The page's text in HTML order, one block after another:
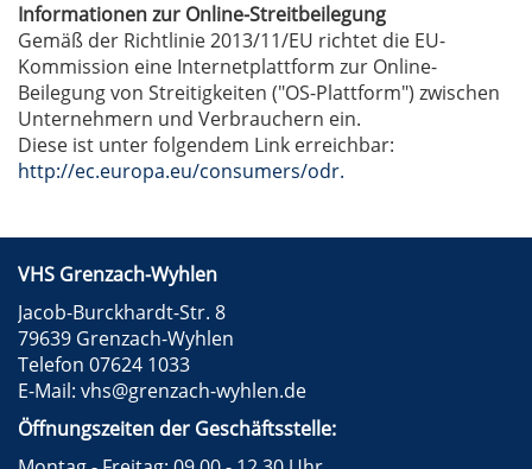
Informationen zur Online-Streitbeilegung
Gemäß der Richtlinie 2013/11/EU richtet die EU-
Kommission eine Internetplattform zur Online-
Beilegung von Streitigkeiten ("OS-Plattform") zwischen
Unternehmern und Verbrauchern ein.
Diese ist unter folgendem Link erreichbar:
http://ec.europa.eu/consumers/odr.
VHS Grenzach-Wyhlen
Jacob-Burckhardt-Str. 8
79639 Grenzach-Wyhlen
Telefon 07624 1033
E-Mail: vhs@grenzach-wyhlen.de
Öffnungszeiten der Geschäftsstelle: